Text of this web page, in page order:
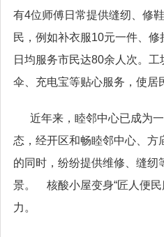
有4位师傅日常提供缝纫、修
民，例如补衣服10元一件、修
日均服务市民达80余人次。
伞、充电宝等贴心服务，使居
近年来，睦邻中心已成为一
态，经开区和畅睦邻中心、方
的同时，纷纷提供维修、缝纫
景。 核酸小屋变身“匠人便民
力。